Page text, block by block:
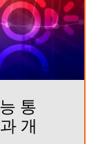
통
개